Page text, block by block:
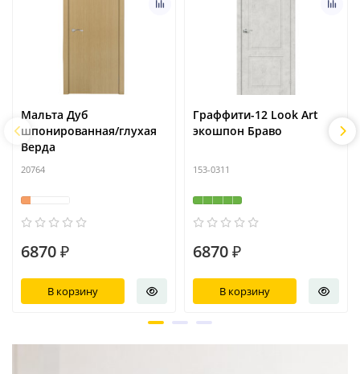
Мальта Дуб
шпонированная/глухая
Верда
20764
6870 ₽
В корзину
Граффити-12 Look Art
экошпон Браво
153-0311
6870 ₽
В корзину